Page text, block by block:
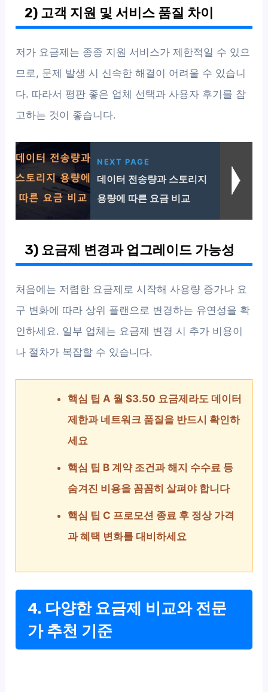
2) 고객 지원 및 서비스 품질 차이
저가 요금제는 종종 지원 서비스가 제한적일 수 있으
므로, 문제 발생 시 신속한 해결이 어려울 수 있습니
다. 따라서 평판 좋은 업체 선택과 사용자 후기를 참
고하는 것이 좋습니다.
NEXT PAGE
데이터 전송량과 스토리지
용량에 따른 요금 비교
3) 요금제 변경과 업그레이드 가능성
처음에는 저렴한 요금제로 시작해 사용량 증가나 요
구 변화에 따라 상위 플랜으로 변경하는 유연성을 확
인하세요. 일부 업체는 요금제 변경 시 추가 비용이
나 절차가 복잡할 수 있습니다.
핵심 팁 A 월 $3.50 요금제라도 데이터
제한과 네트워크 품질을 반드시 확인하
세요
핵심 팁 B 계약 조건과 해지 수수료 등
숨겨진 비용을 꼼꼼히 살펴야 합니다
핵심 팁 C 프로모션 종료 후 정상 가격
과 혜택 변화를 대비하세요
4. 다양한 요금제 비교와 전문
가 추천 기준